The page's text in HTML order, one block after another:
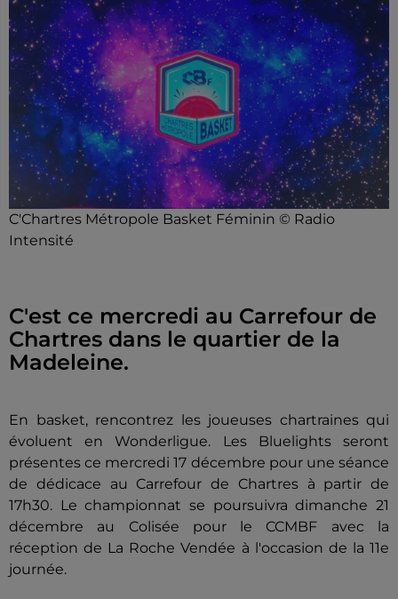
C'Chartres Métropole Basket Féminin © Radio
Intensité
C'est ce mercredi au Carrefour de
Chartres dans le quartier de la
Madeleine.
En basket, rencontrez les joueuses chartraines qui
évoluent en Wonderligue. Les Bluelights seront
présentes ce mercredi 17 décembre pour une séance
de dédicace au Carrefour de Chartres à partir de
17h30. Le championnat se poursuivra dimanche 21
décembre au Colisée pour le CCMBF avec la
réception de La Roche Vendée à l'occasion de la 11e
journée.